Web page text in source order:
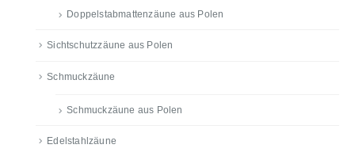
Doppelstabmattenzäune aus Polen
Sichtschutzzäune aus Polen
Schmuckzäune
Schmuckzäune aus Polen
Edelstahlzäune